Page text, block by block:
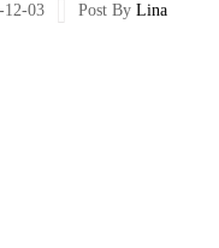
12-03 Post By Lina